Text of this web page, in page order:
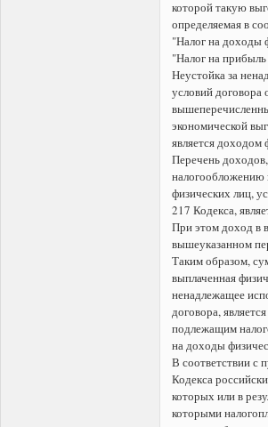
которой такую
определяемая в
"Налог на доходы
"Налог на
Неустойка за
условий договора
экономической
является доходом
Перечень
физических лиц,
217 Кодекса,
При этом доход в
вышеуказанном
Таким образом,
выплаченная
ненадлежащее
договора,
подлежащим
на доходы
В соответствии с
Кодекса
которых или в
которыми